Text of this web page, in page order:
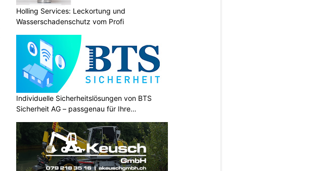
Holling Services: Leckortung und
Wasserschadenschutz vom Profi
Individuelle Sicherheitslösungen von BTS
Sicherheit AG – passgenau für Ihre